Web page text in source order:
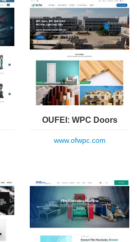
OUFEI: WPC Doors
www.ofwpc.com